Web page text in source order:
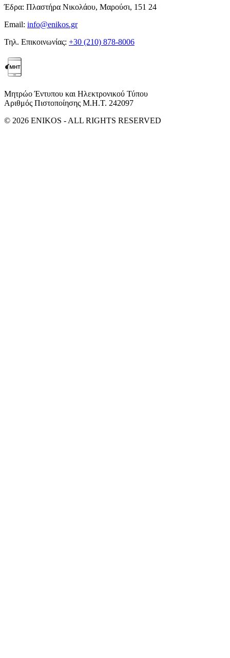
Έδρα: Πλαστήρα Νικολάου, Μαρούσι, 151 24
Email: info@enikos.gr
Τηλ. Επικοινωνίας: +30 (210) 878-8006
Μητρώο Έντυπου και Ηλεκτρονικού Τύπου
Αριθμός Πιστοποίησης Μ.Η.Τ. 242097
© 2026 ENIKOS - ALL RIGHTS RESERVED